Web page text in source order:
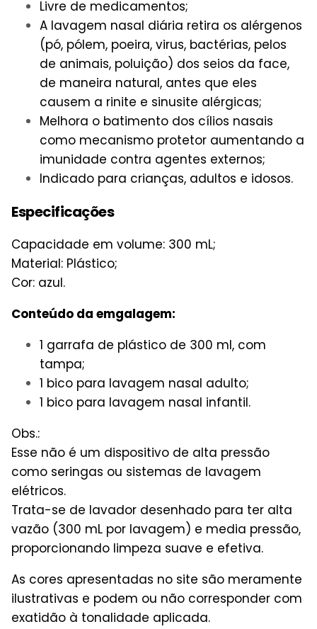
Livre de medicamentos;
A lavagem nasal diária retira os alérgenos
(pó, pólem, poeira, virus, bactérias, pelos
de animais, poluição) dos seios da face,
de maneira natural, antes que eles
causem a rinite e sinusite alérgicas;
Melhora o batimento dos cílios nasais
como mecanismo protetor aumentando a
imunidade contra agentes externos;
Indicado para crianças, adultos e idosos.
Especificações
Capacidade em volume: 300 mL;
Material: Plástico;
Cor: azul.
Conteúdo da emgalagem:
1 garrafa de plástico de 300 ml, com
tampa;
1 bico para lavagem nasal adulto;
1 bico para lavagem nasal infantil.
Obs.:
Esse não é um dispositivo de alta pressão
como seringas ou sistemas de lavagem
elétricos.
Trata-se de lavador desenhado para ter alta
vazão (300 mL por lavagem) e media pressão,
proporcionando limpeza suave e efetiva.
As cores apresentadas no site são meramente
ilustrativas e podem ou não corresponder com
exatidão à tonalidade aplicada.